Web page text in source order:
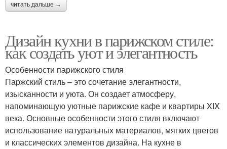
читать дальше →
Дизайн кухни в парижском стиле:
как создать уют и элегантность
Особенности парижского стиля
Паржский стиль – это сочетание элегантности,
изысканности и уюта. Он создает атмосферу,
напоминающую уютные парижские кафе и квартиры XIX
века. Основные особенности этого стиля включают
использование натуральных материалов, мягких цветов
и классических элементов дизайна. На кухне в